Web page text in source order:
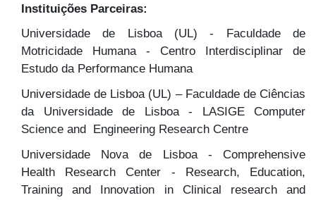
Instituições Parceiras:
Universidade de Lisboa (UL) - Faculdade de
Motricidade Humana - Centro Interdisciplinar de
Estudo da Performance Humana
Universidade de Lisboa (UL) – Faculdade de Ciências
da Universidade de Lisboa - LASIGE Computer
Science and Engineering Research Centre
Universidade Nova de Lisboa - Comprehensive
Health Research Center - Research, Education,
Training and Innovation in Clinical research and